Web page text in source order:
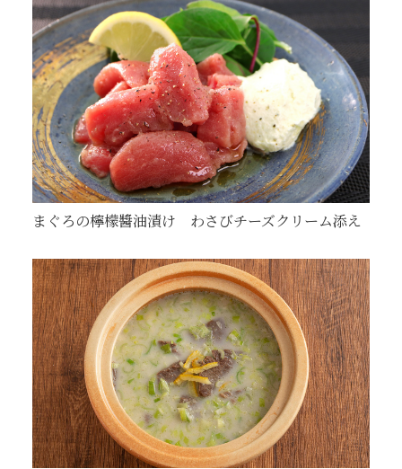
まぐろの檸檬醬油漬け わさびチーズクリーム添え